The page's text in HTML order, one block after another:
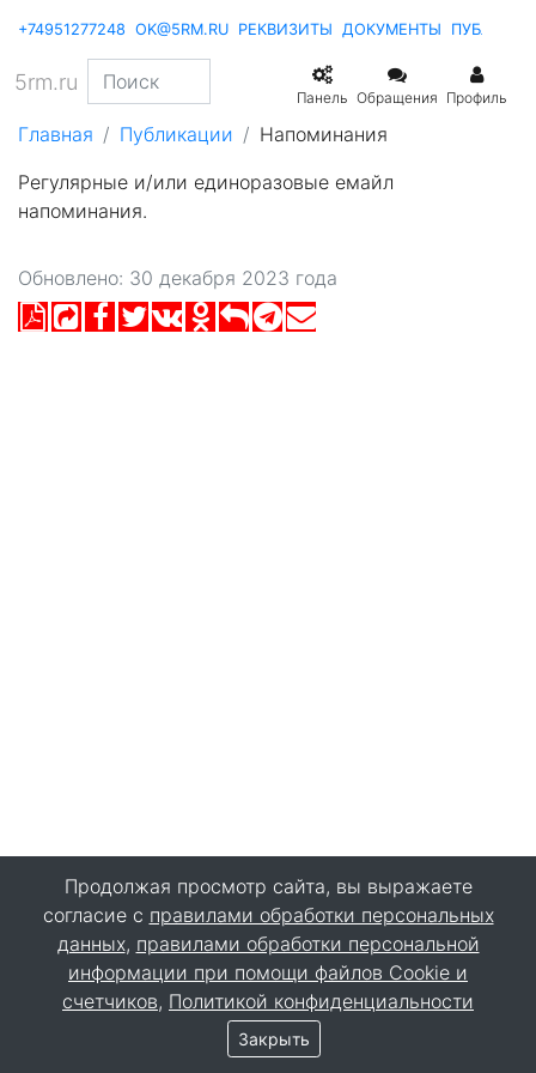
+74951277248 OK@5RM.RU РЕКВИЗИТЫ ДОКУМЕНТЫ
5rm.ru
Панель Обращения Профиль
Главная Публикации
Напоминания
Регулярные и/или единоразовые емайл
напоминания.
Обновлено: 30 декабря 2023 года
Продолжая просмотр сайта, вы выражаете
согласие с правилами обработки персональных
данных, правилами обработки персональной
информации при помощи файлов Cookie и
счетчиков, Политикой конфиденциальности
Закрыть